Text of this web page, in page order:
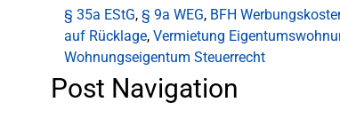
§ 35a EStG, § 9a WEG, BFH
auf Rücklage, Vermietung
Wohnungseigentum Steuerrecht
Post Navigation